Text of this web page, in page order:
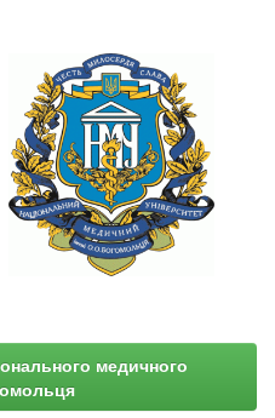
медичного